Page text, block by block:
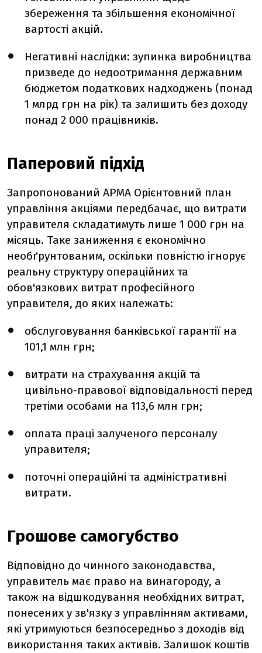
збереження та збільшення економічної
вартості акцій.
Негативні наслідки: зупинка виробництва
призведе до недоотримання державним
бюджетом податкових надходжень (понад
1 млрд грн на рік) та залишить без доходу
понад 2 000 працівників.
Паперовий підхід
Запропонований АРМА Орієнтовний план
управління акціями передбачає, що витрати
управителя складатимуть лише 1 000 грн на
місяць. Таке заниження є економічно
необґрунтованим, оскільки повністю ігнорує
реальну структуру операційних та
обов'язкових витрат професійного
управителя, до яких належать:
обслуговування банківської гарантії на
101,1 млн грн;
витрати на страхування акцій та
цивільно-правової відповідальності перед
третіми особами на 113,6 млн грн;
оплата праці залученого персоналу
управителя;
поточні операційні та адміністративні
витрати.
Грошове самогубство
Відповідно до чинного законодавства,
управитель має право на винагороду, а
також на відшкодування необхідних витрат,
понесених у зв'язку з управлінням активами,
які утримуються безпосередньо з доходів від
використання таких активів. Залишок коштів